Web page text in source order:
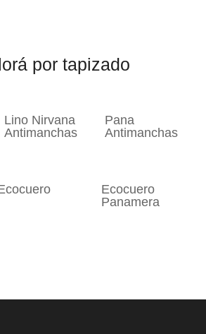
por tapizado
Lino Nirvana
Antimanchas
Pana
Antimanchas
Ecocuero
Panamera